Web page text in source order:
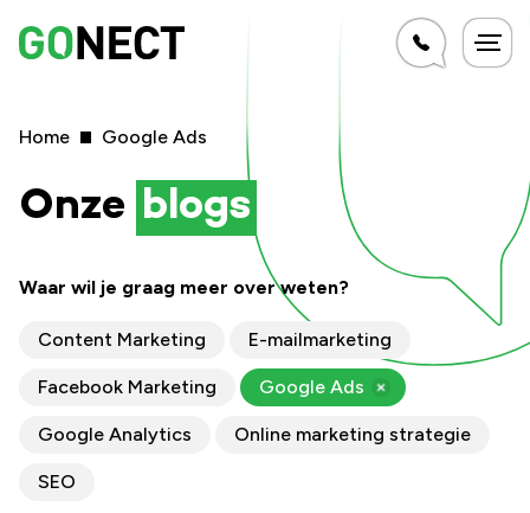
Home Google Ads
Onze blogs
Waar wil je graag meer over weten?
Content Marketing E-mailmarketing
Facebook Marketing Google Ads
Google Analytics Online marketing strategie
SEO